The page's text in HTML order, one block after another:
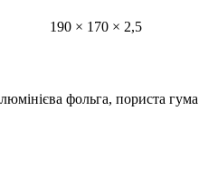
190 × 170 × 2,5
фольга, пориста гума